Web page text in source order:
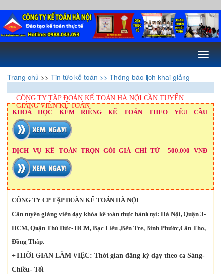
Toggle
Trang chủ >> Tin tức kế toán >> Thông báo lịch khai giảng
CÔNG TY TẬP ĐOÀN KẾ TOÁN HÀ NỘI CẦN TUYỂN
GIẢNG VIÊN KẾ TOÁN
KHOÁ HỌC KÈM RIÊNG KẾ TOÁN THEO YÊU CẦU
DỊCH VỤ KẾ TOÁN TRỌN GÓI GIÁ CHỈ TỪ 500.000 VNĐ
CÔNG TY CP TẬP ĐOÀN KẾ TOÁN HÀ NỘI
Cần tuyển giảng viên dạy khóa kế toán thực hành tại: Hà Nội, Quận 3-
HCM, Quận Thủ Đức- HCM, Bạc Liêu ,Bến Tre, Bình Phước,Cần Thơ,
Đồng Tháp.
+THỜI GIAN LÀM VIỆC: Thời gian đăng ký dạy theo ca Sáng-
Chiều- Tối